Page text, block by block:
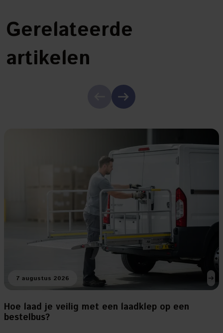
Gerelateerde
artikelen
7 augustus 2026
Hoe laad je veilig met een laadklep op een
bestelbus?